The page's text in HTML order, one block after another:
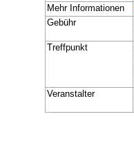
Mehr Informationen
Gebühr
Treffpunkt
Veranstalter